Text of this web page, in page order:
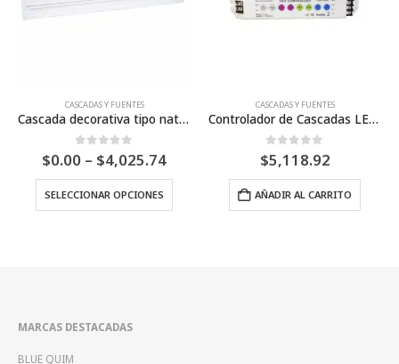
CASCADAS Y FUENTES
Controlador de Cascadas LED – Inter Water
Fuera de 5
$ 5,118.92
AÑADIR AL CARRITO
TODOS LOS PRODUCTOS ,CASCADAS Y FUENTES
Fuente Flotante Tipo Grecia – Inter Water
0 Fuera de 5
$902.32
AÑADIR AL CARRITO
MARCAS DESTACADAS
BLUE QUIM